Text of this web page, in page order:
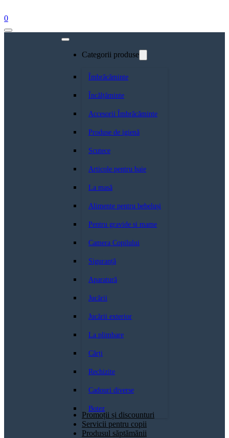
0
Categorii produse
Îmbrăcăminte
Încălțăminte
Accesorii Îmbrăcăminte
Produse de igienă
Scutece
Articole pentru baie
La masă
Alimente pentru bebeluși
Pentru gravide si mame
Camera Copilului
Siguranță
Aparatură
Jucării
Jucării exterior
La plimbare
Cărți
Rechizite
Cadouri diverse
Botez
Promoții și discounturi
Servicii pentru copii
Produsul săptămănii